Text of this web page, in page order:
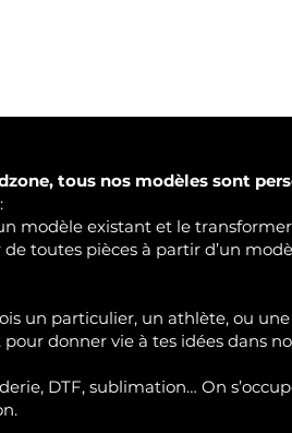
tous nos modèles sont
modèle existant et le
de toutes pièces à partir d’un
un particulier, un athlète, ou
pour donner vie à tes idées dans
DTF, sublimation… On